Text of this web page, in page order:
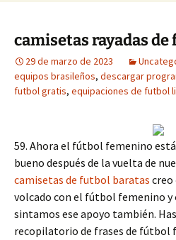
camisetas rayadas
29 de marzo de 2023
equipos brasileños, descargar
futbol gratis, equipaciones de futbol
59. Ahora el fútbol femenino
bueno después de la vuelta de
camisetas de futbol baratas creo
volcado con el fútbol femenino y
sintamos ese apoyo también.
recopilatorio de frases de fútbol